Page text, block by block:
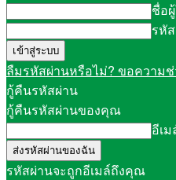
ชื่อ
รหั
ลืมรหัสผ่านหรือไม่? ขอความช่
กู้คืนรหัสผ่าน
กู้คืนรหัสผ่านของคุณ
อีเ
รหัสผ่านจะถูกอีเมล์ถึงคุณ